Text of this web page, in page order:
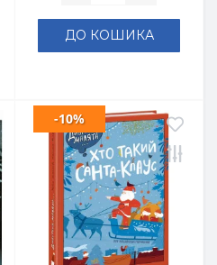
ДО КОШИКА
-10%